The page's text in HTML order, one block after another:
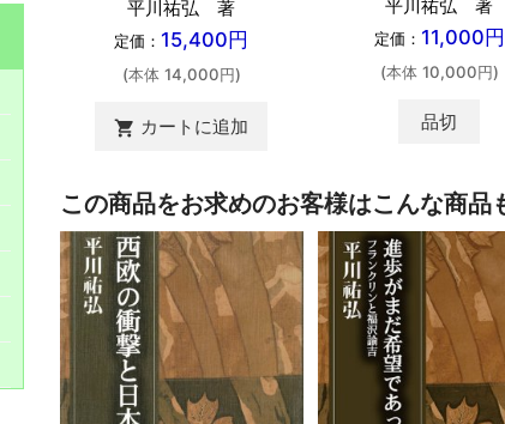
平川祐弘 著
定価： 15,400円
(本体 14,000円)
shopping_cart カートに追加
平川祐弘 著
定価： 11,000円
(本体 10,000円)
品切
この商品をお求めのお客様はこんな商品